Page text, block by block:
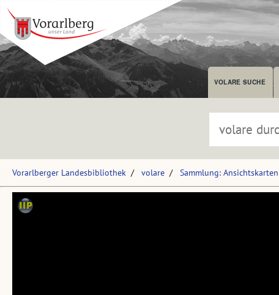
VOLARE SUCHE
Vorarlberger Landesbibliothek volare Sammlung: Ansichtskarten